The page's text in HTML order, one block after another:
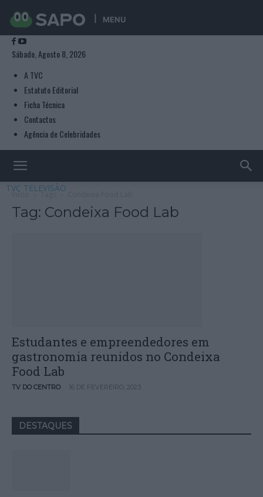
MENU
Sábado, Agosto 8, 2026
A TVC
Estatuto Editorial
Ficha Técnica
Contactos
Agência de Celebridades
TVC TELEVISÃO
Início Tags
Tag: Condeixa Food Lab
Estudantes e empreendedores em
gastronomia reunidos no Condeixa
Food Lab
TV DO CENTRO 16 DE FEVEREIRO, 2023
DESTAQUES